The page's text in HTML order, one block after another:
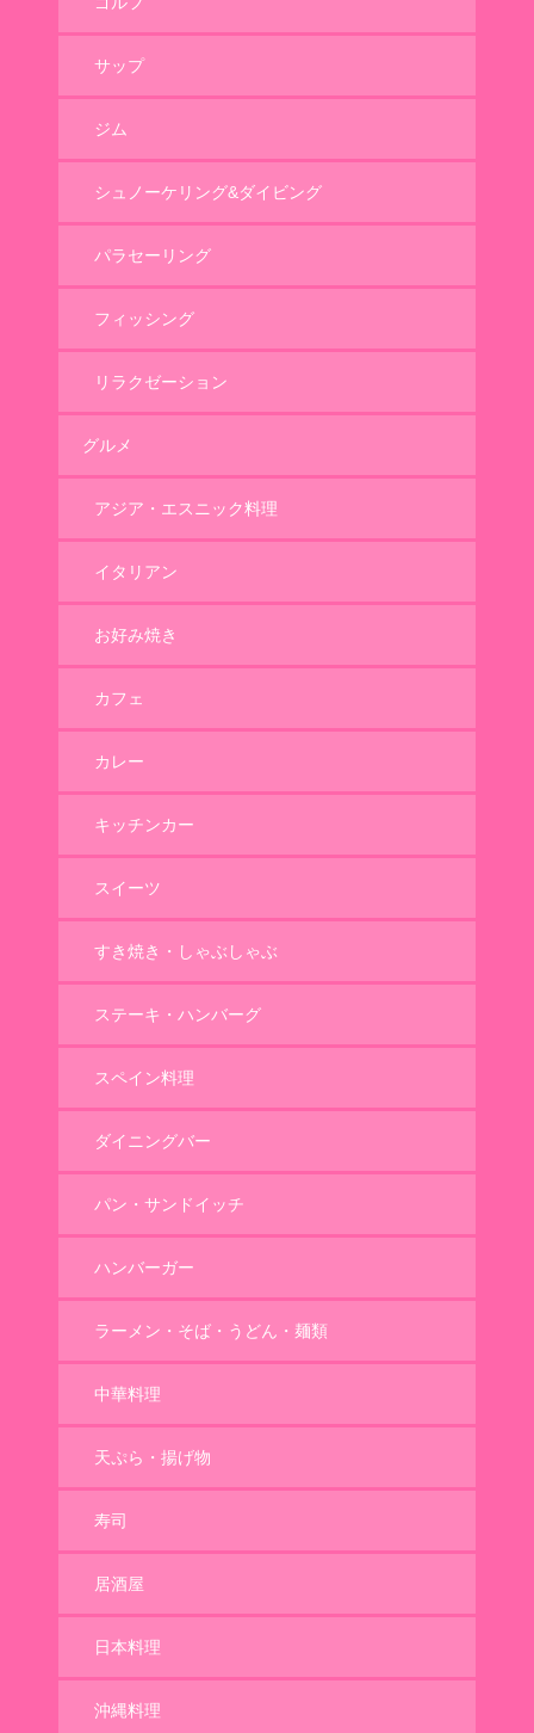
サップ
ジム
シュノーケリング&ダイビング
パラセーリング
フィッシング
リラクゼーション
グルメ
アジア・エスニック料理
イタリアン
お好み焼き
カフェ
カレー
キッチンカー
スイーツ
すき焼き・しゃぶしゃぶ
ステーキ・ハンバーグ
スペイン料理
ダイニングバー
パン・サンドイッチ
ハンバーガー
ラーメン・そば・うどん・麺類
中華料理
天ぷら・揚げ物
寿司
居酒屋
日本料理
沖縄料理